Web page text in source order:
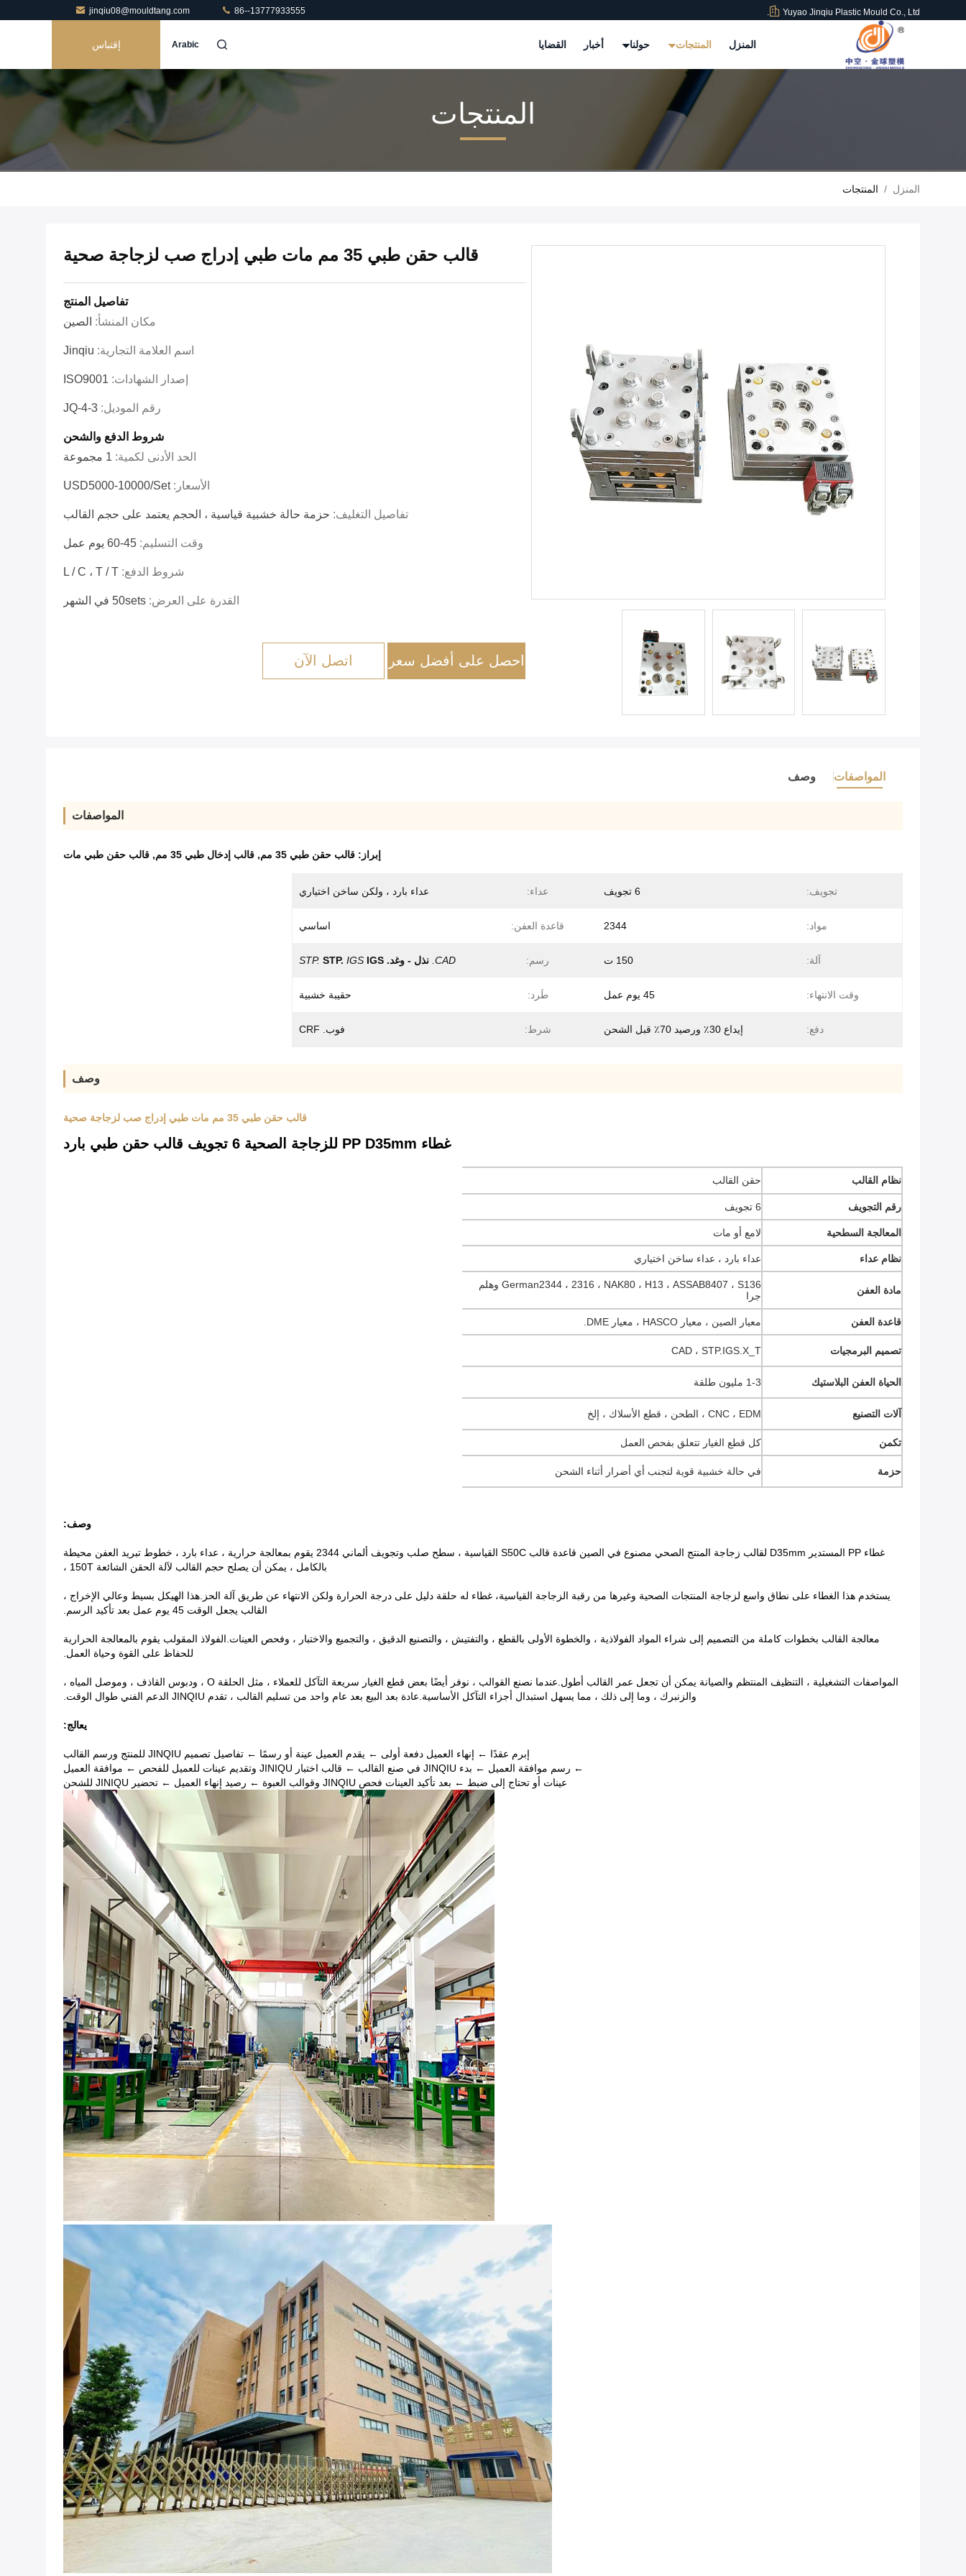
Yuyao Jinqiu Plastic Mould Co., Ltd.
jinqiu08@mouldtang.com 86--13777933555
المنزل المنتجات حولنا أخبار القضايا Arabic إقتباس
المنتجات
المنزل / المنتجات
قالب حقن طبي 35 مم مات طبي إدراج صب لزجاجة صحية
تفاصيل المنتج
مكان المنشأ: الصين
اسم العلامة التجارية: Jinqiu
إصدار الشهادات: ISO9001
رقم الموديل: JQ-4-3
شروط الدفع والشحن
الحد الأدنى لكمية: 1 مجموعة
الأسعار:USD5000-10000/set
تفاصيل التغليف: حزمة حالة خشبية قياسية ، الحجم يعتمد على حجم القالب
وقت التسليم: 45-60 يوم عمل
شروط الدفع: L / C ، T / T
القدرة على العرض: 50sets في الشهر
احصل على أفضل سعر اتصل الآن
المواصفات وصف
المواصفات
إبراز: قالب حقن طبي 35 مم , قالب إدخال طبي 35 مم , قالب حقن طبي مات
تجويف: 6 تجويف عداء: عداء بارد ، ولكن ساخن اختياري
مواد: 2344 قاعدة العفن: اساسي
آلة: 150 ت رسم: CAD. نذل - وغد. STP. STP. IGS IGS
وقت الانتهاء: 45 يوم عمل طَرد: حقيبة خشبية
دفع: إيداع 30٪ ورصيد 70٪ قبل الشحن شرط: فوب. CRF
وصف
قالب حقن طبي 35 مم مات طبي إدراج صب لزجاجة صحية
غطاء PP D35mm للزجاجة الصحية 6 تجويف قالب حقن طبي بارد
نظام القالب حقن القالب
رقم التجويف 6 تجويف
المعالجة السطحية لامع أو مات
نظام عداء عداء بارد ، عداء ساخن اختياري
مادة العفن
German2344 ، 2316 ، NAK80 ، H13 ، ASSAB8407 ، S136 وهلم
جرا
قاعدة العفن معيار الصين ، معيار HASCO ، معيار DME.
تصميم البرمجيات CAD ، STP.IGS.X_T
الحياة العفن البلاستيك 1-3 مليون طلقة
آلات التصنيع CNC ، EDM ، الطحن ، قطع الأسلاك ، إلخ
تكمن كل قطع الغيار تتعلق بفحص العمل
حزمة في حالة خشبية قوية لتجنب أي أضرار أثناء الشحن
وصف:
غطاء PP المستدير D35mm لقالب زجاجة المنتج الصحي مصنوع في الصين قاعدة قالب S50C القياسية ، سطح صلب وتجويف ألماني 2344 يقوم بمعالجة حرارية ، عداء بارد ، خطوط تبريد العفن محيطة
بالكامل ، يمكن أن يصلح حجم القالب لآلة الحقن الشائعة 150T ،
يستخدم هذا الغطاء على نطاق واسع لزجاجة المنتجات الصحية وغيرها من رقبة الزجاجة القياسية، غطاء له حلقة دليل على درجة الحرارة ولكن الانتهاء عن طريق آلة الحز.هذا الهيكل بسيط وعالي الإخراج ،
القالب يجعل الوقت 45 يوم عمل بعد تأكيد الرسم.
معالجة القالب بخطوات كاملة من التصميم إلى شراء المواد الفولاذية ، والخطوة الأولى بالقطع ، والتفتيش ، والتصنيع الدقيق ، والتجميع والاختبار ، وفحص العينات.الفولاذ المقولب يقوم بالمعالجة الحرارية
للحفاظ على القوة وحياة العمل.
المواصفات التشغيلية ، التنظيف المنتظم والصيانة يمكن أن تجعل عمر القالب أطول.عندما نصنع القوالب ، نوفر أيضًا بعض قطع الغيار سريعة التآكل للعملاء ، مثل الحلقة O ، ودبوس القاذف ، وموصل المياه ،
والزنبرك ، وما إلى ذلك ، مما يسهل استبدال أجزاء التآكل الأساسية.عادة بعد البيع بعد عام واحد من تسليم القالب ، تقدم JINQIU الدعم الفني طوال الوقت.
يعالج:
إبرم عقدًا ← إنهاء العميل دفعة أولى ← يقدم العميل عينة أو رسمًا ← تفاصيل تصميم JINQIU للمنتج ورسم القالب
← رسم موافقة العميل ← بدء JINQIU في صنع القالب ← قالب اختبار JINIQU وتقديم عينات للعميل للفحص ← موافقة العميل
عينات أو تحتاج إلى ضبط ← بعد تأكيد العينات فحص JINQIU وقوالب العبوة ← رصيد إنهاء العميل ← تحضير JINIQU للشحن